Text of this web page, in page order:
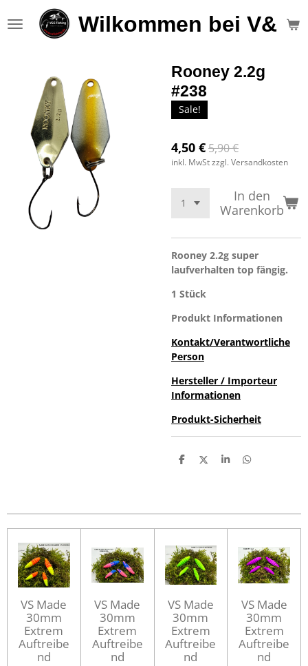
Hauptinhalt
Wilkommen bei V&S
Rooney 2.2g
#238
Sale!
4,50 €5,90 €
inkl. MwSt zzgl. Versandkosten
In den
Warenkorb
Rooney 2.2g super
laufverhalten top fängig.
1 Stück
Produkt Informationen
Kontakt/Verantwortliche
Person
Hersteller / Importeur
Informationen
Produkt-Sicherheit
T
n
T
n
T
n
T
n
VS Made
30mm
Extrem
Auftreibe
nd
VS Made
30mm
Extrem
Auftreibe
nd
VS Made
30mm
Extrem
Auftreibe
nd
VS Made
30mm
Extrem
Auftreibe
nd